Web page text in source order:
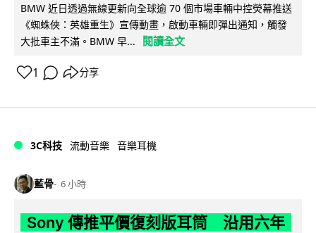
BMW 近日透過無線更新向全球逾 70 個市場車輛中控熒幕推送
《蜘蛛俠：英雄重生》宣傳動畫，啟動車輛即彈出通知，觸發
大批車主不滿。BMW 早...
閱讀全文
1 分享
3C科技 流動音樂 音樂耳機
藍骨 6 小時
Sony 傳推平價復刻版耳筒 沿用六年